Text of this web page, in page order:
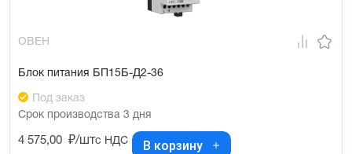
ОВЕН
Блок питания БП15Б-Д2-36
Под заказ
Срок производства 3 дня
4 575,00 ₽/штс НДС В корзину